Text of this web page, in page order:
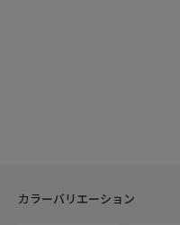
カラーバリエーション